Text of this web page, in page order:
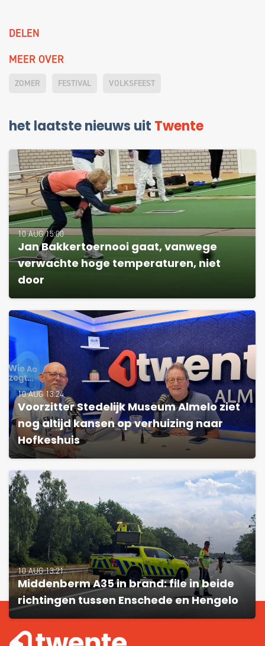
DELEN
MEER OVER
ZOMER FESTIVAL VOLKSFEEST
het laatste nieuws uit Twente
10 AUG 15:00
Jan Bakkertoernooi gaat, vanwege
verwachte hoge temperaturen, niet
door
10 AUG 13:24
Voorzitter Stedelijk Museum Almelo ziet
nog altijd kansen op verhuizing naar
Hofkeshuis
10 AUG 13:21
Middenberm A35 in brand: file in beide
richtingen tussen Enschede en Hengelo